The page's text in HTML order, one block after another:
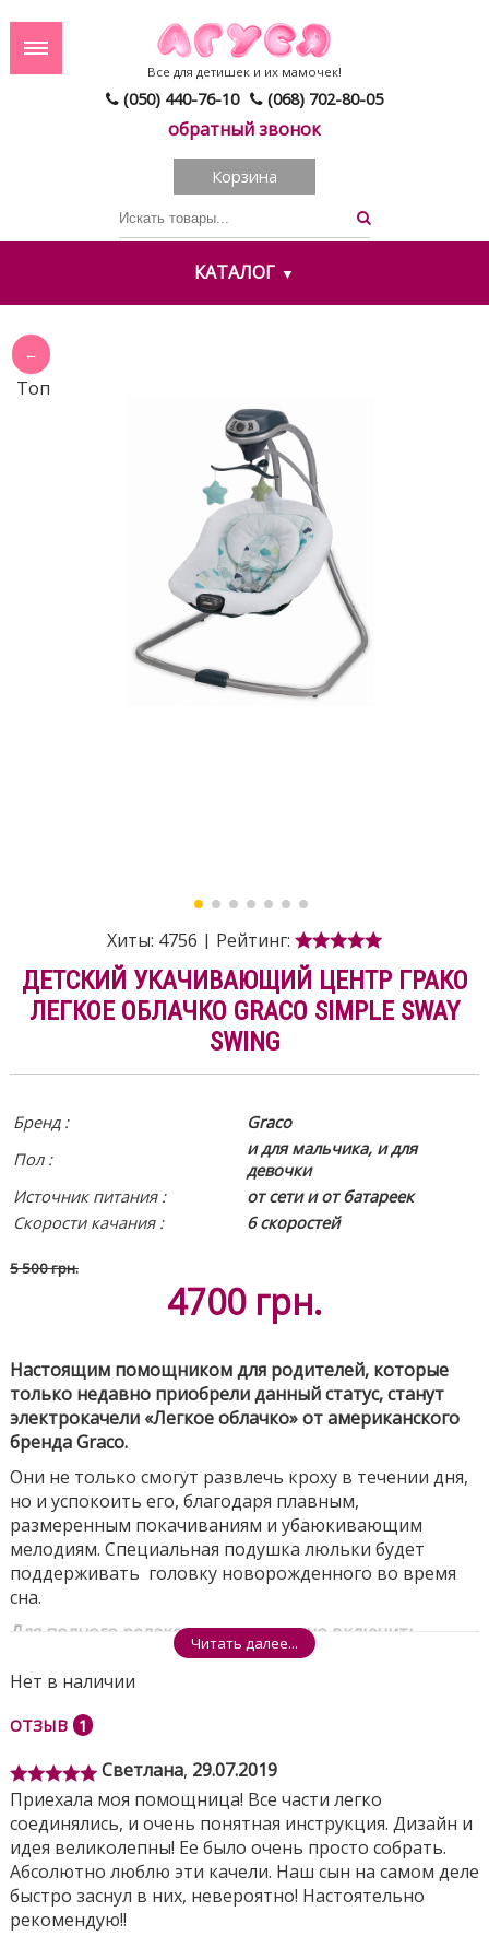
(050) 440-76-10 (068) 702-80-05
обратный звонок
Все для детишек и их мамочек!
Корзина
КАТАЛОГ
Топ
Хиты: 4756 | Рейтинг:
ДЕТСКИЙ УКАЧИВАЮЩИЙ ЦЕНТР ГРАКО
ЛЕГКОЕ ОБЛАЧКО GRACO SIMPLE SWAY
SWING
Бренд :
Graco
Пол :
и для мальчика, и для
девочки
Источник питания :
от сети и от батареек
Скорости качания :
6 скоростей
5 500 грн.
4700 грн.
Настоящим помощником для родителей, которые
только недавно приобрели данный статус, станут
электрокачели «Легкое облачко» от американского
бренда Graco.
Они не только смогут развлечь кроху в течении дня,
но и успокоить его, благодаря плавным,
размеренным покачиваниям и убаюкивающим
мелодиям. Специальная подушка люльки будет
поддерживать головку новорожденного во время
сна.
Для полного релакса малышу можно включить
вибрацию (встроены два вибро-режима).
Ортопедическая форма полностью пластиковой
(твердой) просторной чаши сиденья качелей
позволяет сохранять правильную осанку и
увеличивает время, в течении которого ребенок
может находиться в них. А наличие мягкого
вкладыша позволяет ребенку чувствовать себя
максимально комфортно и уютно.
Эти детские электрические качели можно
использовать для дневного сна младенца.
Используйте их с самого рождения по максимуму и
Читать далее...
Нет в наличии
ОТЗЫВ 1
Светлана, 29.07.2019
Приехала моя помощница! Все части легко
соединялись, и очень понятная инструкция. Дизайн и
идея великолепны! Ее было очень просто собрать.
Абсолютно люблю эти качели. Наш сын на самом деле
быстро заснул в них, невероятно! Настоятельно
рекомендую!!